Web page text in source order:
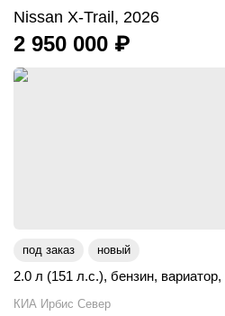
Nissan X-Trail, 2026
2 950 000 ₽
под заказ новый
2.0 л (151 л.с.), бензин, вариатор,
КИА Ирбис Север